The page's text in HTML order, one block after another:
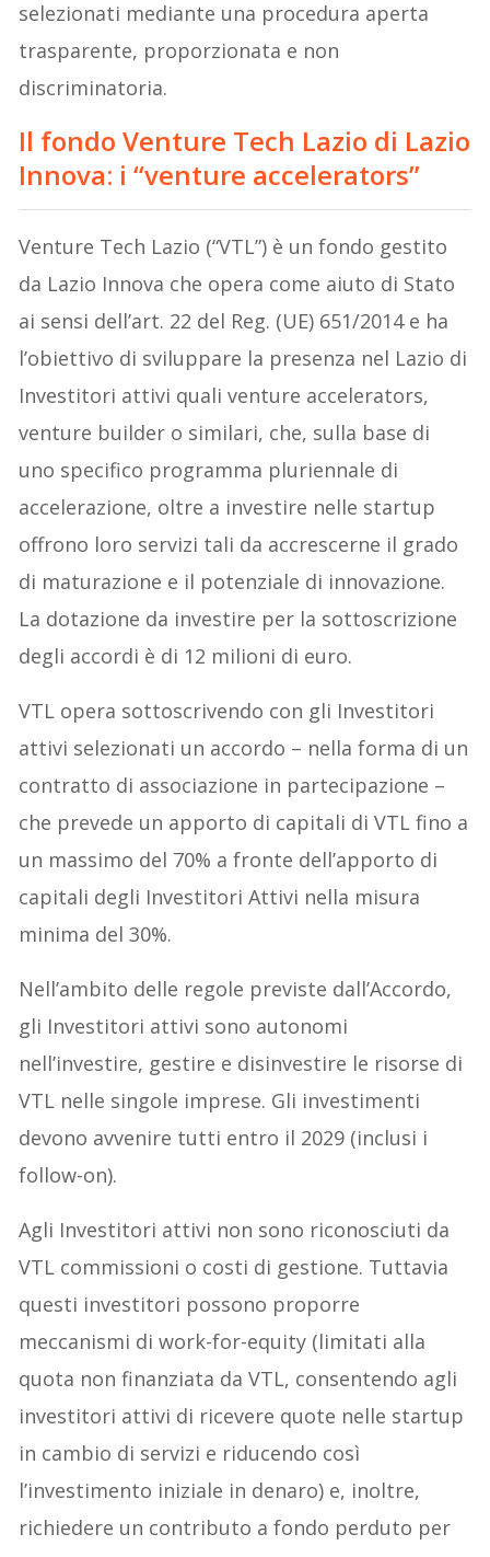
selezionati mediante una procedura aperta
trasparente, proporzionata e non
discriminatoria.
Il fondo Venture Tech Lazio di Lazio
Innova: i “venture accelerators”
Venture Tech Lazio (“VTL”) è un fondo gestito
da Lazio Innova che opera come aiuto di Stato
ai sensi dell’art. 22 del Reg. (UE) 651/2014 e ha
l’obiettivo di sviluppare la presenza nel Lazio di
Investitori attivi quali venture accelerators,
venture builder o similari, che, sulla base di
uno specifico programma pluriennale di
accelerazione, oltre a investire nelle startup
offrono loro servizi tali da accrescerne il grado
di maturazione e il potenziale di innovazione.
La dotazione da investire per la sottoscrizione
degli accordi è di 12 milioni di euro.
VTL opera sottoscrivendo con gli Investitori
attivi selezionati un accordo – nella forma di un
contratto di associazione in partecipazione –
che prevede un apporto di capitali di VTL fino a
un massimo del 70% a fronte dell’apporto di
capitali degli Investitori Attivi nella misura
minima del 30%.
Nell’ambito delle regole previste dall’Accordo,
gli Investitori attivi sono autonomi
nell’investire, gestire e disinvestire le risorse di
VTL nelle singole imprese. Gli investimenti
devono avvenire tutti entro il 2029 (inclusi i
follow-on).
Agli Investitori attivi non sono riconosciuti da
VTL commissioni o costi di gestione. Tuttavia
questi investitori possono proporre
meccanismi di work-for-equity (limitati alla
quota non finanziata da VTL, consentendo agli
investitori attivi di ricevere quote nelle startup
in cambio di servizi e riducendo così
l’investimento iniziale in denaro) e, inoltre,
richiedere un contributo a fondo perduto per